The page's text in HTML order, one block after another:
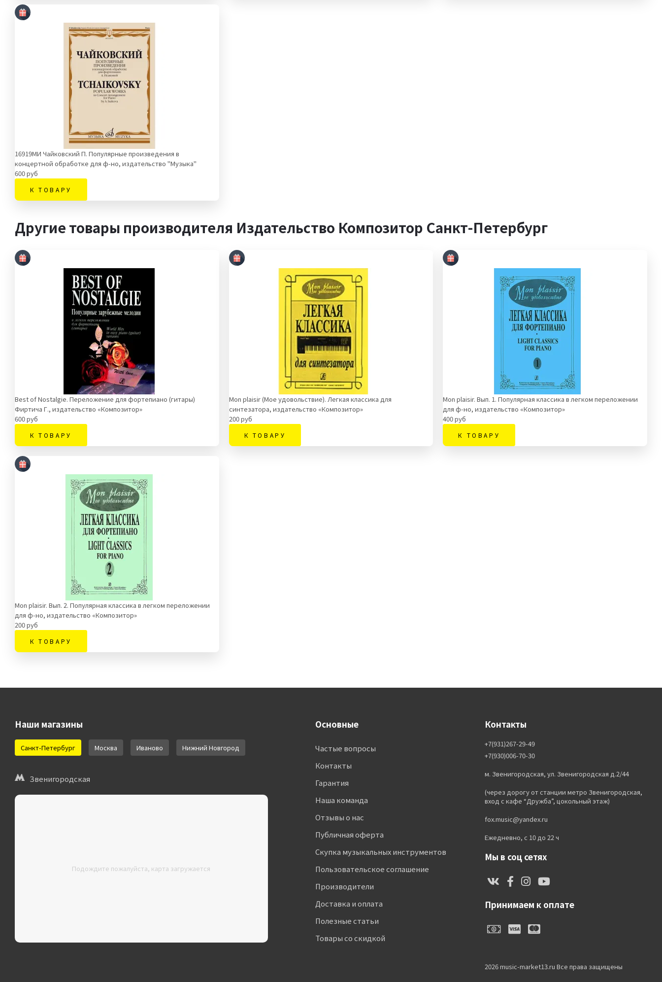
16919МИ Чайковский П. Популярные произведения в
концертной обработке для ф-но, издательство "Музыка"
600 руб
К ТОВАРУ
Другие товары производителя Издательство Композитор Санкт-Петербург
Best of Nostalgie. Переложение для фортепиано (гитары)
Фиртича Г., издательство «Композитор»
600 руб
К ТОВАРУ
Mon plaisir (Мое удовольствие). Легкая классика для
синтезатора, издательство «Композитор»
200 руб
К ТОВАРУ
Mon plaisir. Вып. 1. Популярная классика в легком переложении
для ф-но, издательство «Композитор»
400 руб
К ТОВАРУ
Mon plaisir. Вып. 2. Популярная классика в легком переложении
для ф-но, издательство «Композитор»
200 руб
К ТОВАРУ
Наши магазины
Санкт-Петербург Москва Иваново Нижний Новгород
Звенигородская
Подождите пожалуйста, карта загружается
Основные
Частые вопросы
Контакты
Гарантия
Наша команда
Отзывы о нас
Публичная оферта
Скупка музыкальных инструментов
Пользовательское соглашение
Производители
Доставка и оплата
Полезные статьи
Товары со скидкой
Контакты
+7(931)267-29-49
+7(930)006-70-30
м. Звенигородская, ул. Звенигородская д.2/44
(через дорогу от станции метро Звенигородская,
вход с кафе “Дружба”, цокольный этаж)
fox.music@yandex.ru
Ежедневно, с 10 до 22 ч
Мы в соц сетях
Принимаем к оплате
2026 music-market13.ru Все права защищены